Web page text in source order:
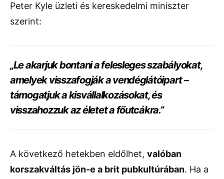
Peter Kyle üzleti és kereskedelmi miniszter
szerint:
„Le akarjuk bontani a felesleges szabályokat,
amelyek visszafogják a vendéglátóipart –
támogatjuk a kisvállalkozásokat, és
visszahozzuk az életet a főutcákra.”
A következő hetekben eldőlhet, valóban
korszakváltás jön-e a brit pubkultúrában. Ha a